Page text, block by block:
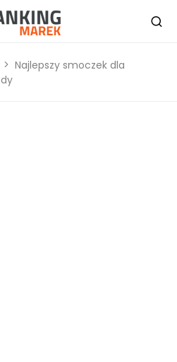
Najlepszy smoczek dla